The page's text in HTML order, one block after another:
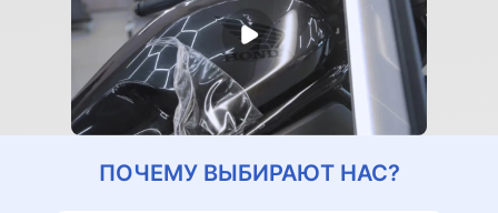
ПОЧЕМУ ВЫБИРАЮТ НАС?